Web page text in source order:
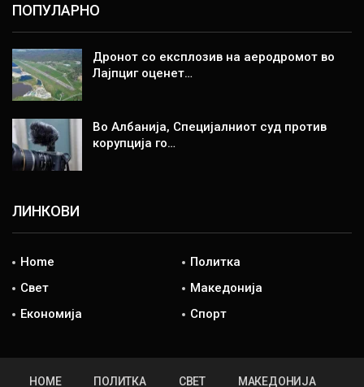
ПОПУЛАРНО
Дронот со експлозив на аеродромот во
Лајпциг оценет…
Во Албанија, Специјалниот суд против
корупција го…
ЛИНКОВИ
Home
Политка
Свет
Македонија
Економија
Спорт
HOME ПОЛИТКА СВЕТ МАКЕДОНИЈА